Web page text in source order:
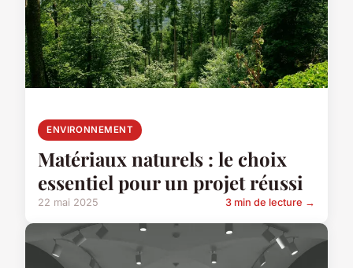
ENVIRONNEMENT
Matériaux naturels : le choix
essentiel pour un projet réussi
22 mai 2025 3 min de lecture →